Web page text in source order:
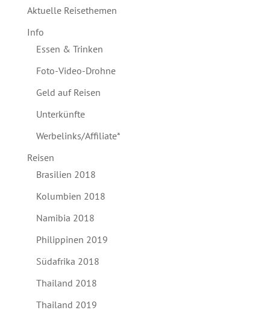
Aktuelle Reisethemen
Info
Essen & Trinken
Foto-Video-Drohne
Geld auf Reisen
Unterkünfte
Werbelinks/Affiliate*
Reisen
Brasilien 2018
Kolumbien 2018
Namibia 2018
Philippinen 2019
Südafrika 2018
Thailand 2018
Thailand 2019